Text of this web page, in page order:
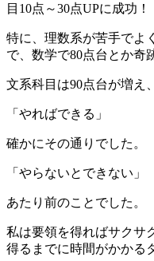
目10点～30点UPに成功！
特に、理数系が苦手でよ
で、数学で80点台とか奇
文系科目は90点台が増え
「やればできる」
確かにその通りでした。
「やらないとできない」
あたり前のことでした。
私は要領を得ればサクサ
得るまでに時間がかかる